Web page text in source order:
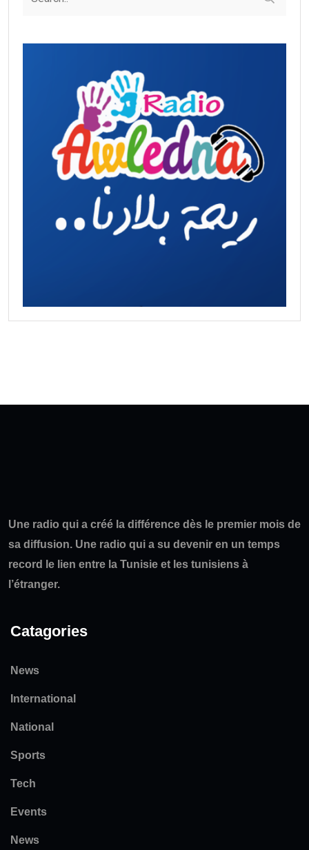
Une radio qui a créé la différence dès le premier mois de
sa diffusion. Une radio qui a su devenir en un temps
record le lien entre la Tunisie et les tunisiens à
l’étranger.
Catagories
News
International
National
Sports
Tech
Events
News